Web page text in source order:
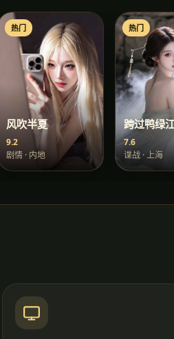
热门
风吹半夏
9.2
剧情 · 内地
热门
跨过鸭绿
7.6
谍战 ·上海